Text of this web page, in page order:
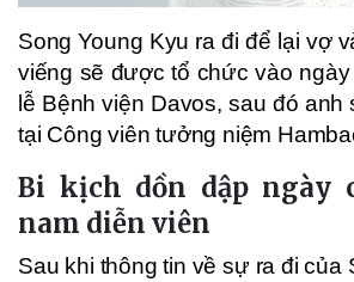
Song Young Kyu ra đi để lại vợ
viếng sẽ được tổ chức vào ngày
lễ Bệnh viện Davos, sau đó anh
tại Công viên tưởng niệm
Bi kịch dồn dập ngày
nam diễn viên
Sau khi thông tin về sự ra đi của